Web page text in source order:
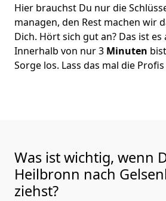
Hier brauchst Du nur die
managen, den Rest machen wir
Dich. Hört sich gut an? Das ist es
Innerhalb von nur 3 Minuten
Sorge los. Lass das mal die
Was ist wichtig, wenn
Heilbronn nach
ziehst?